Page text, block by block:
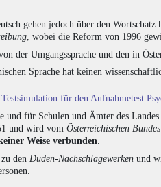
gehen jedoch über den
, wobei die Reform von 1996
der Umgangssprache und den in
Sprache hat keinen
Testsimulation für den Aufnahmetest
für Schulen und Ämter des
und wird vom Österreichischen
Weise verbunden
den Duden-Nachschlagewerken und